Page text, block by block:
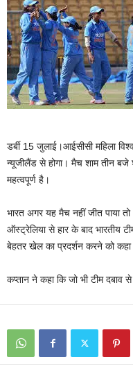
डर्बी 15 जुलाई।आईसीसी महिला
न्यूजीलैंड से होगा। मैच शाम तीन बजे
महत्वपूर्ण है।
भारत अगर यह मैच नहीं जीत पाया
ऑस्ट्रेलिया से हार के बाद भारतीय
बेहतर खेल का प्रदर्शन करने को कहा
कप्तान ने कहा कि जो भी टीम दबाव